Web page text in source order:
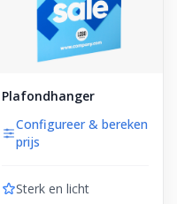
Plafondhanger
Configureer & bereken
prijs
Sterk en licht